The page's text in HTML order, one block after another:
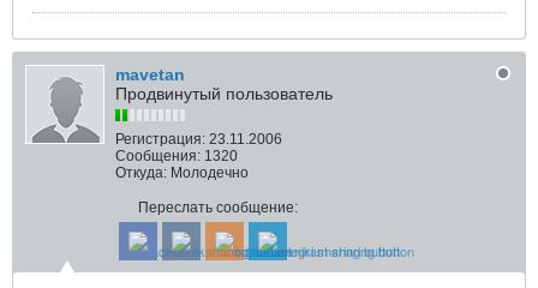
mavetan
Продвинутый пользователь
Регистрация: 23.11.2006
Сообщения: 1320
Откуда: Молодечно
Переслать сообщение: